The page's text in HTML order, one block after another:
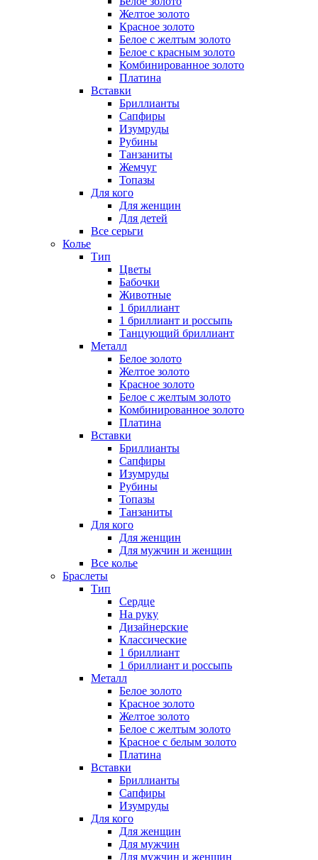
Желтое золото
Красное золото
Белое с желтым золото
Белое с красным золото
Комбинированное золото
Платина
Вставки
Бриллианты
Сапфиры
Изумруды
Рубины
Танзаниты
Жемчуг
Топазы
Для кого
Для женщин
Для детей
Все серьги
Колье
Тип
Цветы
Бабочки
Животные
1 бриллиант
1 бриллиант и россыпь
Танцующий бриллиант
Металл
Белое золото
Желтое золото
Красное золото
Белое с желтым золото
Комбинированное золото
Платина
Вставки
Бриллианты
Сапфиры
Изумруды
Рубины
Топазы
Танзаниты
Для кого
Для женщин
Для мужчин и женщин
Все колье
Браслеты
Тип
Сердце
На руку
Дизайнерские
Классические
1 бриллиант
1 бриллиант и россыпь
Металл
Белое золото
Красное золото
Желтое золото
Белое с желтым золото
Красное с белым золото
Платина
Вставки
Бриллианты
Сапфиры
Изумруды
Для кого
Для женщин
Для мужчин
Для мужчин и женщин